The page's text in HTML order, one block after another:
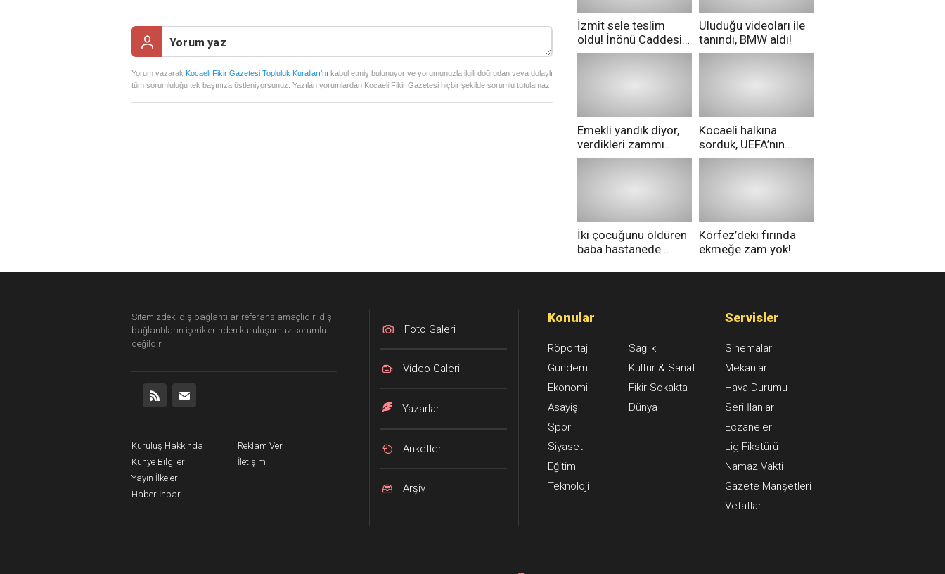
Yorum yazarak Kocaeli Fikir Gazetesi Topluluk Kuralları’nı kabul etmiş bulunuyor ve yorumunuzla ilgili doğrudan veya dolaylı
tüm sorumluluğu tek başınıza üstleniyorsunuz. Yazılan yorumlardan Kocaeli Fikir Gazetesi hiçbir şekilde sorumlu tutulamaz.
İzmit sele teslim
oldu! İnönü Caddesi
göle döndü!
Uluduğu videoları ile
tanındı, BMW aldı!
Emekli yandık diyor,
verdikleri zammı
pazarda geri aldılar!
Kocaeli halkına
sorduk, UEFA’nın
Merih Demiral kararı
İki çocuğunu öldüren
baba hastanede
Körfez’deki fırında
ekmeğe zam yok!
Sitemizdeki dış bağlantılar referans amaçlıdır, dış
bağlantıların içeriklerinden kuruluşumuz sorumlu
değildir.
Kuruluş Hakkında
Künye Bilgileri
Yayın İlkeleri
Haber İhbar
Reklam Ver
İletişim
Foto Galeri
Video Galeri
Yazarlar
Anketler
Arşiv
Konular
Röportaj
Gündem
Ekonomi
Asayiş
Spor
Siyaset
Eğitim
Teknoloji
Sağlık
Kültür & Sanat
Fikir Sokakta
Dünya
Servisler
Sinemalar
Mekanlar
Hava Durumu
Seri İlanlar
Eczaneler
Lig Fikstürü
Namaz Vakti
Gazete Manşetleri
Vefatlar